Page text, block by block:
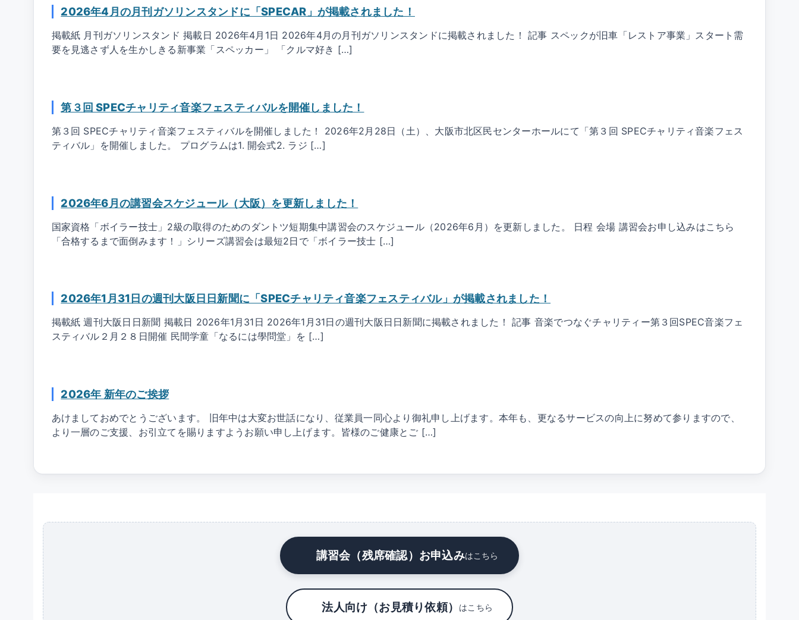
2026年4月の月刊ガソリンスタンドに「SPECAR」が掲載されました！
掲載紙 月刊ガソリンスタンド 掲載日 2026年4月1日 2026年4月の月刊ガソリンスタンドに掲載されました！ 記事 スペックが旧車「レストア事業」スタート需
要を見逃さず人を生かしきる新事業「スペッカー」 「クルマ好き […]
第３回 SPECチャリティ音楽フェスティバルを開催しました！
第３回 SPECチャリティ音楽フェスティバルを開催しました！ 2026年2月28日（土）、大阪市北区民センターホールにて「第３回 SPECチャリティ音楽フェス
ティバル」を開催しました。 プログラムは1. 開会式2. ラジ […]
2026年6月の講習会スケジュール（大阪）を更新しました！
国家資格「ボイラー技士」2級の取得のためのダントツ短期集中講習会のスケジュール（2026年6月）を更新しました。 日程 会場 講習会お申し込みはこちら
「合格するまで面倒みます！」シリーズ講習会は最短2日で「ボイラー技士 […]
2026年1月31日の週刊大阪日日新聞に「SPECチャリティ音楽フェスティバル」が掲載されました！
掲載紙 週刊大阪日日新聞 掲載日 2026年1月31日 2026年1月31日の週刊大阪日日新聞に掲載されました！ 記事 音楽でつなぐチャリティー第３回SPEC音楽フェ
スティバル２月２８日開催 民間学童「なるには學問堂」を […]
2026年 新年のご挨拶
あけましておめでとうございます。 旧年中は大変お世話になり、従業員一同心より御礼申し上げます。本年も、更なるサービスの向上に努めて参りますので、
より一層のご支援、お引立てを賜りますようお願い申し上げます。皆様のご健康とご […]
講習会（残席確認）お申込みはこちら
法人向け（お見積り依頼） はこちら